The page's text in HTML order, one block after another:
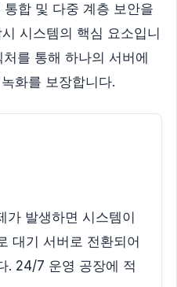
합 및 다중 계층 보안을
시스템의 핵심 요소입니
를 통해 하나의 서버에
화를 보장합니다.
발생하면 시스템이
대기 서버로 전환되어
. 24/7 운영 공장에 적